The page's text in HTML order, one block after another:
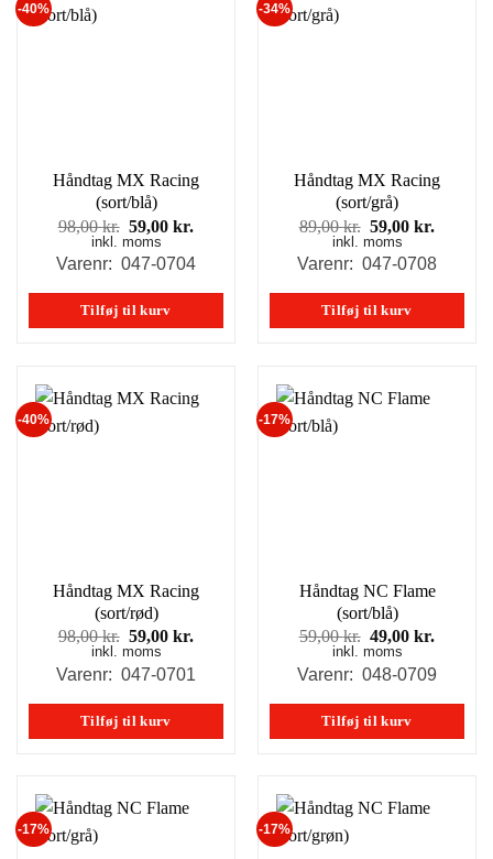
-40%
Håndtag MX Racing
(sort/blå)
98,00kr. Den
oprindelige
pris
98,00 kr..
59,00kr.
pris
59,00 kr..
inkl. moms
Varenr: 047-0704
Tilføj til kurv
-34%
Håndtag MX Racing
(sort/grå)
89,00kr. Den
oprindelige
pris
89,00 kr..
59,00kr.
pris
59,00
inkl. moms
Varenr: 047-0708
Tilføj til kurv
-40%
Håndtag MX Racing
(sort/rød)
98,00kr. Den
oprindelige
pris
98,00 kr..
59,00kr.
59,00 kr..
inkl. moms
Varenr: 047-0701
Tilføj til kurv
-17%
Håndtag NC Flame
(sort/blå)
59,00kr. Den
oprindelige
pris
59,00 kr..
49,00kr.
pris
49,00
inkl. moms
Varenr: 048-0709
Tilføj til kurv
-17% -17%